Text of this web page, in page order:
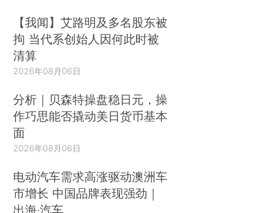
【我闻】艾路明及多名股东被
拘 当代系创始人因何此时被
清算
2026年08月06日
分析｜贝森特操盘稳日元，操
作巧思能否撬动美日货币基本
面
2026年08月06日
电动汽车需求高涨驱动澳洲车
市增长 中国品牌表现强劲｜
出海·汽车